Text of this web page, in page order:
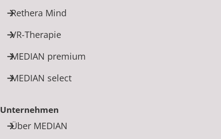
Rethera Mind
VR-Therapie
MEDIAN premium
MEDIAN select
Unternehmen
Über MEDIAN